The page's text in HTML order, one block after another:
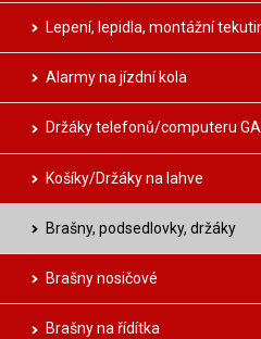
Lepení, lepidla, montážní
Alarmy na jízdní kola
Držáky telefonů/computeru
Košíky/Držáky na lahve
Brašny, podsedlovky, držáky
Brašny nosičové
Brašny na řídítka